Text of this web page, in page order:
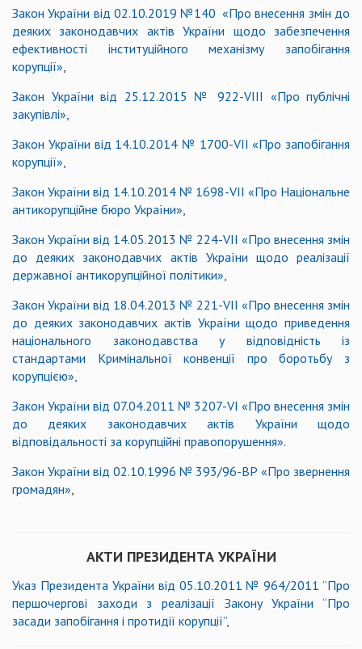
Закон України від 02.10.2019 №140 «Про внесення змін до
деяких законодавчих актів України щодо забезпечення
ефективності інституційного механізму запобігання
корупції»​,
Закон України від 25.12.2015 № 922-VIIІ «Про публічні
закупівлі»,
Закон України від 14.10.2014 № 1700-VII «Про запобігання
корупції»,
Закон України від 14.10.2014 № 1698-VII «Про Національне
антикорупційне бюро України»,
Закон України від 14.05.2013 № 224-VІІ «Про внесення змін
до деяких законодавчих актів України щодо реалізації
державної антикорупційної політики»,
Закон України від 18.04.2013 № 221-VІІ «Про внесення змін
до деяких законодавчих актів України щодо приведення
національного законодавства у відповідність із
стандартами Кримінальної конвенції про боротьбу з
корупцією»,
Закон України від 07.04.2011 № 3207-VІ «Про внесення змін
до деяких законодавчих актів України щодо
відповідальності за корупційні правопорушення».
Закон України від 02.10.1996 № 393/96-ВР «Про звернення
громадян»,
АКТИ ПРЕЗИДЕНТА УКРАЇНИ
Указ Президента України від 05.10.2011 № 964/2011 “Про
першочергові заходи з реалізації Закону України “Про
засади запобігання і протидії корупції”,